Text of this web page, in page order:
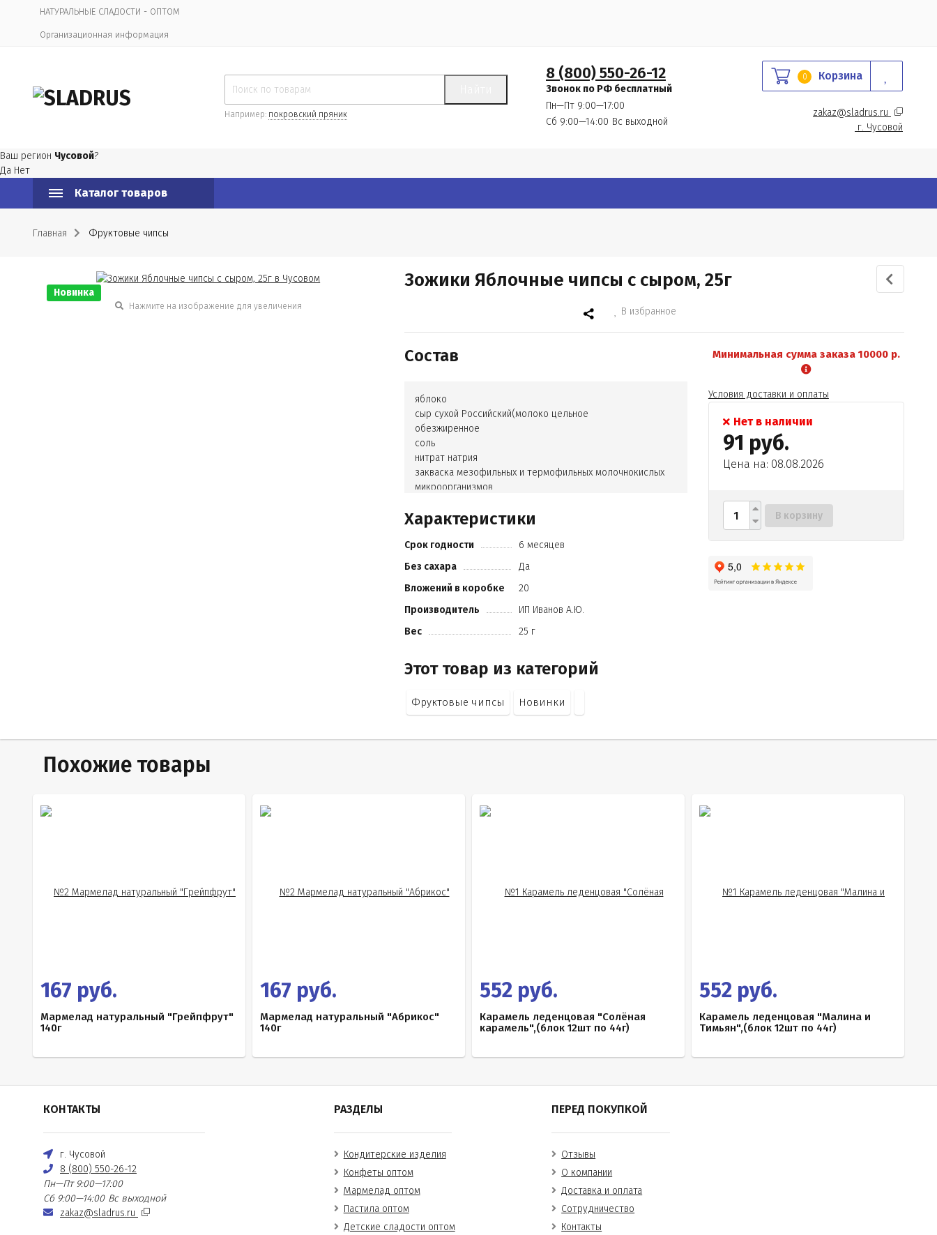
НАТУРАЛЬНЫЕ СЛАДОСТИ - ОПТОМ
Организационная информация
Например: покровский пряник
8 (800) 550-26-12
Звонок по РФ бесплатный
Пн—Пт 9:00—17:00
Сб 9:00—14:00 Вс выходной
0 Корзина
zakaz@sladrus.ru
г. Чусовой
Ваш регион Чусовой?
Да Нет
Каталог товаров
Главная Фруктовые чипсы
Новинка
Нажмите на изображение для увеличения
Зожики Яблочные чипсы с сыром, 25г
В избранное
Состав
яблоко
сыр сухой Российский(молоко цельное
обезжиренное
соль
нитрат натрия
закваска мезофильных и термофильных молочнокислых
микроорганизмов
происхождения
эмульгатор)
Характеристики
Срок годности
6 месяцев
Без сахара
Да
Вложений в коробке
20
Производитель
ИП Иванов А.Ю.
Вес
25 г
Этот товар из категорий
Фруктовые чипсы Новинки
Минимальная сумма заказа 10000 р.
Условия доставки и оплаты
Нет в наличии
91 руб.
Цена на: 08.08.2026
В корзину
Похожие товары
167 руб.
Мармелад натуральный "Грейпфрут"
140г
167 руб.
Мармелад натуральный "Абрикос"
140г
552 руб.
Карамель леденцовая "Солёная
карамель",(блок 12шт по 44г)
552 руб.
Карамель леденцовая "Малина и
Тимьян",(блок 12шт по 44г)
КОНТАКТЫ
г. Чусовой
8 (800) 550-26-12
Пн—Пт 9:00—17:00
Сб 9:00—14:00 Вс выходной
zakaz@sladrus.ru
РАЗДЕЛЫ
Кондитерские изделия
Конфеты оптом
Мармелад оптом
Пастила оптом
Детские сладости оптом
ПЕРЕД ПОКУПКОЙ
Отзывы
О компании
Доставка и оплата
Сотрудничество
Контакты